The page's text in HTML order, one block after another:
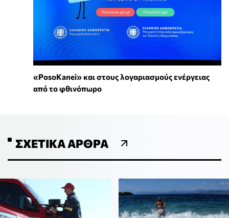
«PosoKanei» και στους λογαριασμούς ενέργειας
από το φθινόπωρο
ΣΧΕΤΙΚΆ ΆΡΘΡΑ